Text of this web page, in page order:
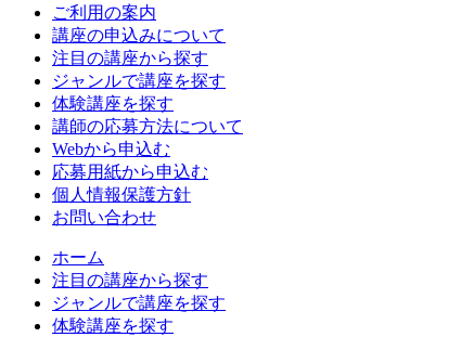
ご利用の案内
講座の申込みについて
注目の講座から探す
ジャンルで講座を探す
体験講座を探す
講師の応募方法について
Webから申込む
応募用紙から申込む
個人情報保護方針
お問い合わせ
ホーム
注目の講座から探す
ジャンルで講座を探す
体験講座を探す